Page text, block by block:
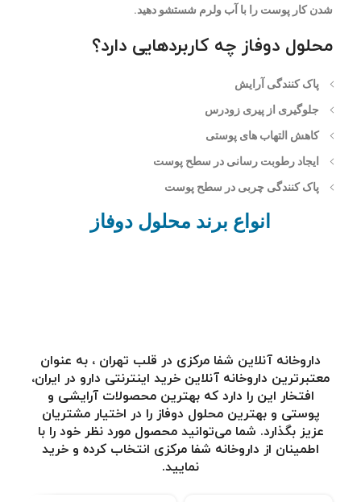
شدن کار پوست را با آب ولرم شستشو دهید.
محلول دوفاز چه کاربردهایی دارد؟
پاک کنندگی آرایش
جلوگیری از پیری زودرس
کاهش التهاب های پوستی
ایجاد رطوبت رسانی در سطح پوست
پاک کنندگی چربی در سطح پوست
انواع برند محلول دوفاز
داروخانه آنلاین شفا مرکزی در قلب تهران ، به عنوان
معتبرترین داروخانه آنلاین خرید اینترنتی دارو در ایران،
افتخار این را دارد که بهترین محصولات آرایشی و
پوستی و بهترین محلول دوفاز را در اختیار مشتریان
عزیز بگذارد. شما می‌توانید محصول مورد نظر خود را با
اطمینان از داروخانه شفا مرکزی انتخاب کرده و خرید
نمایید.